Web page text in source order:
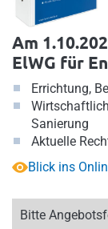
Am
ElWG für
Errichtung,
Sanierung
Aktuelle
Blick ins
Bitte